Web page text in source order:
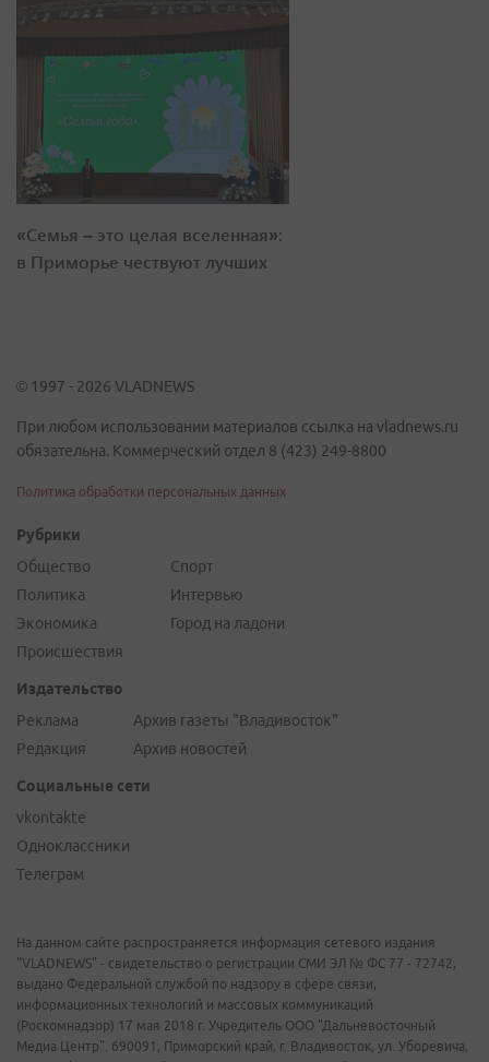
«Семья – это целая вселенная»:
в Приморье чествуют лучших
© 1997 - 2026 VLADNEWS
При любом использовании материалов ссылка на vladnews.ru
обязательна. Коммерческий отдел 8 (423) 249-8800
Политика обработки персональных данных
Рубрики
Общество
Политика
Экономика
Происшествия
Спорт
Интервью
Город на ладони
Издательство
Реклама
Редакция
Архив газеты "Владивосток"
Архив новостей
Социальные сети
vkontakte
Одноклассники
Телеграм
На данном сайте распространяется информация сетевого издания
"VLADNEWS" - свидетельство о регистрации СМИ ЭЛ № ФС 77 - 72742,
выдано Федеральной службой по надзору в сфере связи,
информационных технологий и массовых коммуникаций
(Роскомнадзор) 17 мая 2018 г. Учредитель ООО "Дальневосточный
Медиа Центр". 690091, Приморский край, г. Владивосток, ул. Уборевича,